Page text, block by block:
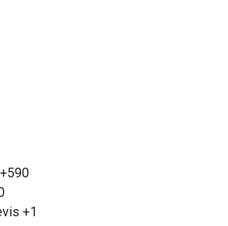
обеспечит вам уверенность в
Для вашего удобства наш
круглосуточно, и при
можем организовать выезд
своё пространство и
в доход, доверившись
м. Первомайская
уникальные услуги по
+590
+1